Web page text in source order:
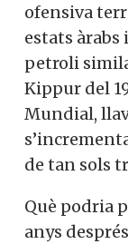
ofensiva
estats
petroli
Kippur del
Mundial,
de tan sols
Què podria
anys